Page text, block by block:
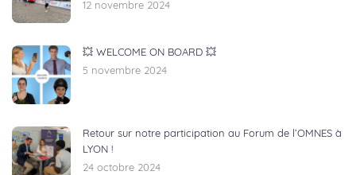
12 novembre 2024
💥 WELCOME ON BOARD 💥
5 novembre 2024
Retour sur notre participation au Forum de l’OMNES à
LYON !
24 octobre 2024